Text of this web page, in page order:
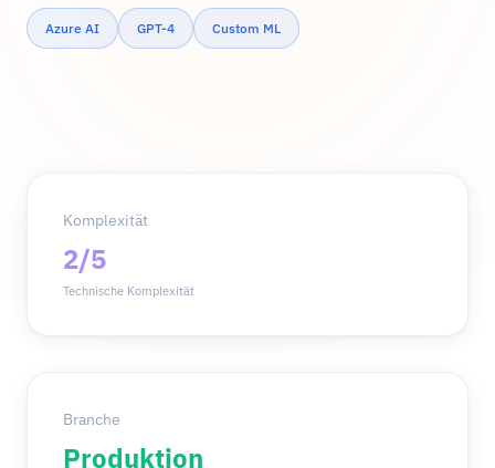
Azure AI GPT-4 Custom ML
Komplexität
2/5
Technische Komplexität
Branche
Produktion